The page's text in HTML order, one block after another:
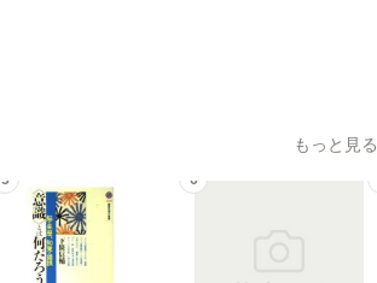
もっと見る
5 6